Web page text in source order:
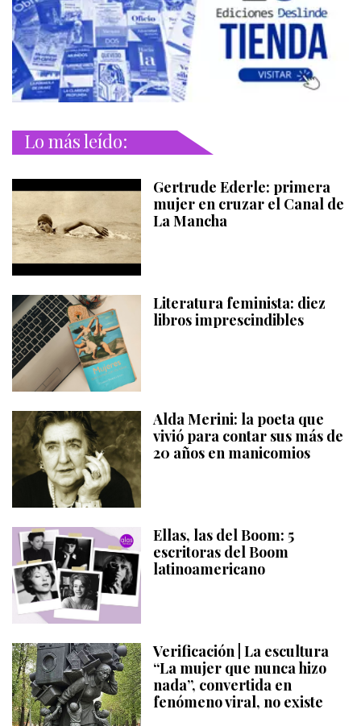
Lo más leído:
Gertrude Ederle: primera
mujer en cruzar el Canal de
La Mancha
Literatura feminista: diez
libros imprescindibles
Alda Merini: la poeta que
vivió para contar sus más de
20 años en manicomios
Ellas, las del Boom: 5
escritoras del Boom
latinoamericano
Verificación | La escultura
“La mujer que nunca hizo
nada”, convertida en
fenómeno viral, no existe